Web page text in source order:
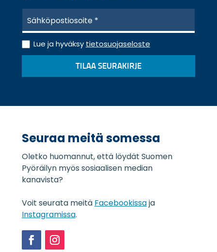
S
h
k
ö
s
*
T
i
o
o
s
l
o
s
*
Lue ja hyväksy tietosuojaseloste
TILAA SEURAKIRJE
Seuraa meitä somessa
Oletko huomannut, että löydät Suomen
Pyöräilyn myös sosiaalisen median
kanavista?
Voit seurata meitä Facebookissaja
Instagramissa.